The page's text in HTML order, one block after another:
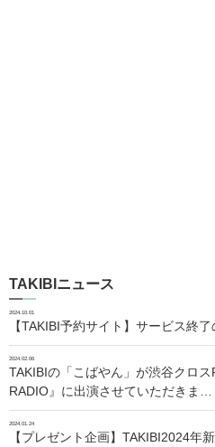
TAKIBIニュース
2024.10.01
【TAKIBI予約サイト】サービス終
2024.02.06
TAKIBIの「こばやん」が渋谷クロ
RADIO』に出演させていただきま…
2024.01.24
【プレゼント企画】TAKIBI2024年